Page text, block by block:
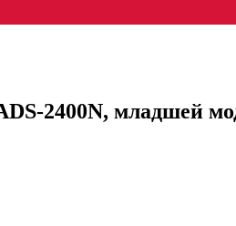
2400N, младшей